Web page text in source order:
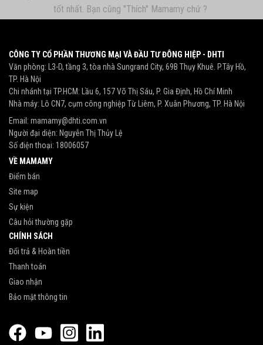
tốt nhất. Bạn cũng "Thích" Mamamy chứ ?
CÔNG TY CỔ PHẦN THƯƠNG MẠI VÀ ĐẦU TƯ ĐÔNG HIỆP - DHTI
Văn phòng: L3-D, tầng 3, tòa nhà Sungrand City, 69B Thụy Khuê. P.Tây Hồ,
TP. Hà Nội
Chi nhánh tại TP.HCM: Lầu 6, 157 Võ Thị Sáu, P. Gia Định, Hồ Chí Minh
Nhà máy: Lô CN7, cụm công nghiệp Từ Liêm, P. Xuân Phương, TP. Hà Nội
Email: mamamy@dhti.com.vn
Người đại diện: Nguyễn Thị Thủy Lệ
Số điện thoại: 18006057
VỀ MAMAMY
Điểm bán
Site map
Sự kiện
Câu hỏi thường gặp
CHÍNH SÁCH
Đổi trả & Hoàn tiền
Thanh toán
Giao nhận
Bảo mật thông tin